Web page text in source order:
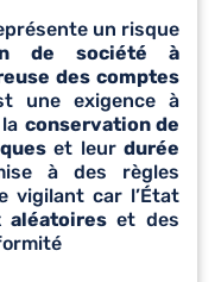
un risque
de société à
des comptes
une exigence à
conservation de
et leur durée
à des règles
vigilant car l’État
aléatoireset des